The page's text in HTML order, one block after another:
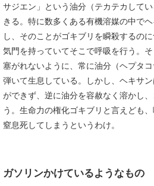
サジエン」という油分（テカテカして
きる。特に数多くある有機溶媒の中で
し、そのことがゴキブリを瞬殺するの
気門を持っていてそこで呼吸を行う。
塞がれないように、常に油分（ヘプタ
弾いて生息している。しかし、ヘキサ
ができず、逆に油分を容赦なく溶かし
う。生命力の権化ゴキブリと言えども
窒息死してしまうというわけ。
ガソリンかけているようなもの